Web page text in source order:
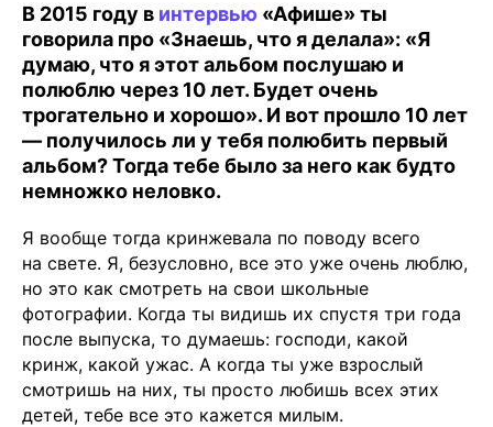
В 2015 году в интервью «Афише» ты
говорила про «Знаешь, что я делала»: «Я
думаю, что я этот альбом послушаю и
полюблю через 10 лет. Будет очень
трогательно и хорошо». И вот прошло 10 лет
— получилось ли у тебя полюбить первый
альбом? Тогда тебе было за него как будто
немножко неловко.
Я вообще тогда кринжевала по поводу всего
на свете. Я, безусловно, все это уже очень люблю,
но это как смотреть на свои школьные
фотографии. Когда ты видишь их спустя три года
после выпуска, то думаешь: господи, какой
кринж, какой ужас. А когда ты уже взрослый
смотришь на них, ты просто любишь всех этих
детей, тебе все это кажется милым.